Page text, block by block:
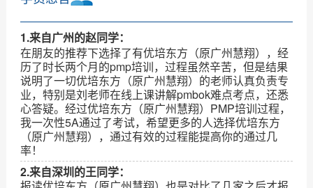
1.来自广州的赵同学：
在朋友的推荐下选择了有优培东方（原广州慧翔），经
历了时长两个月的pmp培训，过程虽然辛苦，但是结果
说明了一切优培东方（原广州慧翔）的老师认真负责专
业，特别是刘老师在线上课讲解pmbok难点考点，还悉
心答疑。经过优培东方（原广州慧翔）PMP培训过程，
我一次性5A通过了考试，希望更多的人选择优培东方
（原广州慧翔），通过有效的过程能提高你的通过几
率！
2.来自深圳的王同学：